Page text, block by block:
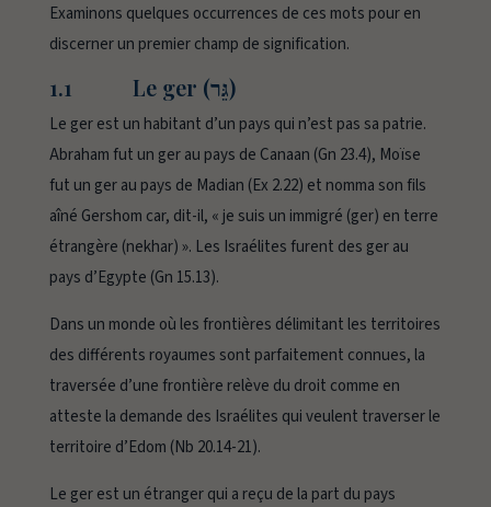
Examinons quelques occurrences de ces mots pour en
discerner un premier champ de signification.
1.1 Le ger (גֵּר)
Le gerest un habitant d’un pays qui n’est pas sa patrie.
Abraham fut un gerau pays de Canaan (Gn 23.4), Moïse
fut un gerau pays de Madian (Ex 2.22) et nomma son fils
aîné Gershom car, dit-il, « je suis un immigré (ger) en terre
étrangère (nekhar) ». Les Israélites furent des gerau
pays d’Egypte (Gn 15.13).
Dans un monde où les frontières délimitant les territoires
des différents royaumes sont parfaitement connues, la
traversée d’une frontière relève du droit comme en
atteste la demande des Israélites qui veulent traverser le
territoire d’Edom (Nb 20.14-21).
Le gerest un étranger qui a reçu de la part du pays